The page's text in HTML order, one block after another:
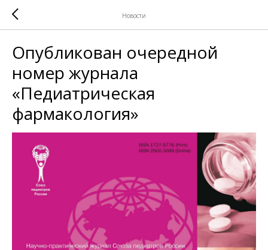
Новости
Опубликован очередной
номер журнала
«Педиатрическая
фармакология»